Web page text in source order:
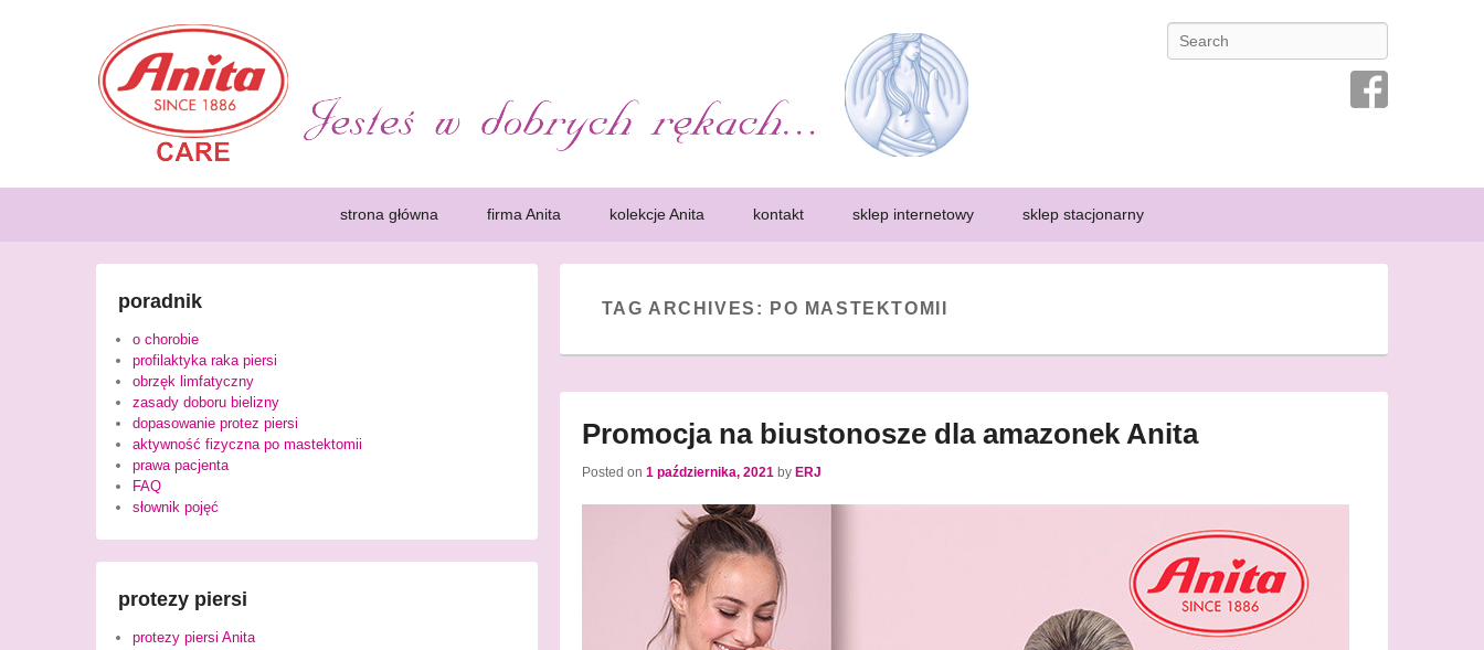
Poradnik dla Amazonek. Bielizna, protezy
Rak piersi jest chorobą, która dotyka coraz większą ilość kobiet. Wczesne wykrycie choroby pozwoli zdecydowanie zwiększa szansę na przeżycie osoby chorej, dlatego prowadzi się kampanie
zachęcające kobiety do przeprowadzenia mammografii. Kobiety, które przeszły mastektomię, zwane często amazonkami, potrzebują specyficznej bielizny, która pozwoli im poczuć się kobieco i
wygodnie.
Search
strona główna firma Anita kolekcje Anita kontakt sklep internetowy sklep stacjonarny
TAG ARCHIVES: PO MASTEKTOMII
Promocja na biustonosze dla amazonek Anita
Posted on 1 października, 2021 by ERJ
poradnik
o chorobie
profilaktyka raka piersi
obrzęk limfatyczny
zasady doboru bielizny
dopasowanie protez piersi
aktywność fizyczna po mastektomii
prawa pacjenta
FAQ
słownik pojęć
protezy piersi
protezy piersi Anita